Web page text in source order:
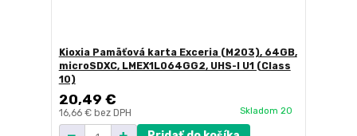
Kioxia Pamäťová karta Exceria (M203), 64GB,
microSDXC, LMEX1L064GG2, UHS-I U1 (Class
10)
20,49 €
16,66 € bez DPH Skladom 20